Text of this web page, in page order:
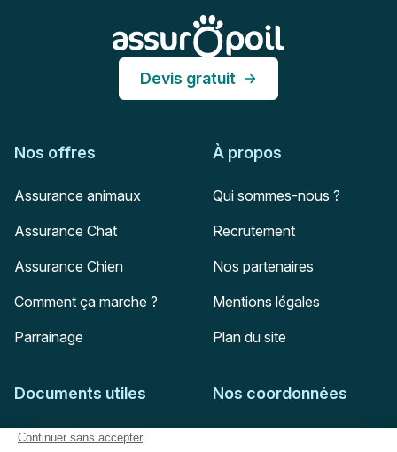
Devis gratuit
Nos offres
Assurance animaux
Assurance Chat
Assurance Chien
Comment ça marche ?
Parrainage
À propos
Qui sommes-nous ?
Recrutement
Nos partenaires
Mentions légales
Plan du site
Documents utiles
Feuille de soins
Nos coordonnées